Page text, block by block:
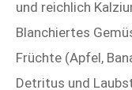
und reichlich
Blanchiertes
Früchte (Apfel,
Detritus und